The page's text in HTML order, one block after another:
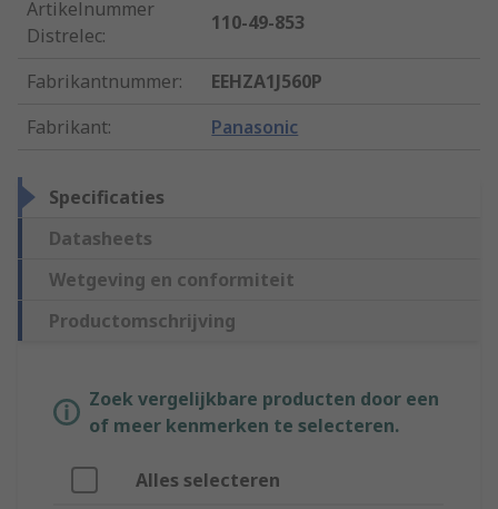
Artikelnummer
Distrelec:
110-49-853
Fabrikantnummer:
EEHZA1J560P
Fabrikant: Panasonic
Specificaties
Datasheets
Wetgeving en conformiteit
Productomschrijving
Zoek vergelijkbare producten door een
of meer kenmerken te selecteren.
Alles selecteren